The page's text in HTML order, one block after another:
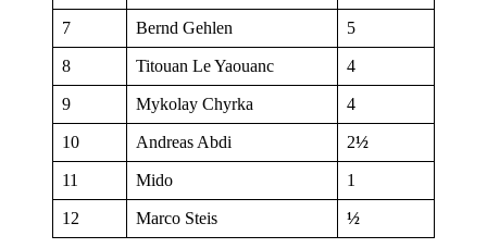
7 Bernd Gehlen 5
8 Titouan Le Yaouanc 4
9 Mykolay Chyrka 4
10 Andreas Abdi 2½
11 Mido 1
12 Marco Steis ½